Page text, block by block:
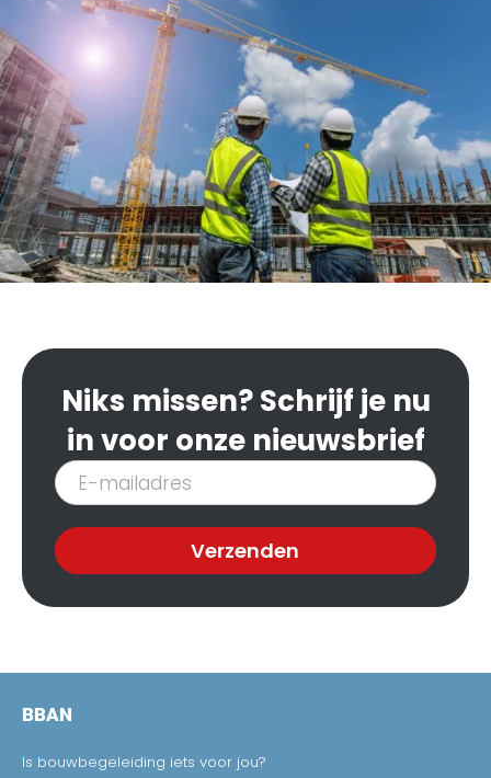
Niks missen? Schrijf je nu
in voor onze nieuwsbrief
Inschrijven
nieuwsbrief
Verzenden
BBAN
Is bouwbegeleiding iets voor jou?